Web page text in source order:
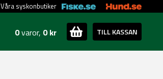
Våra syskonbutiker
0varor, 0 kr TILL KASSAN